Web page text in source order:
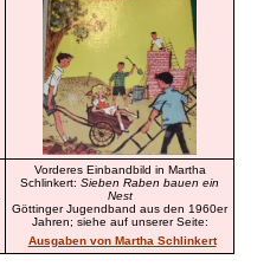
Vorderes Einbandbild in Martha
Schlinkert: Sieben Raben bauen ein
Nest
Göttinger Jugendband aus den 1960er
Jahren; siehe auf unserer Seite:
Ausgaben von Martha Schlinkert